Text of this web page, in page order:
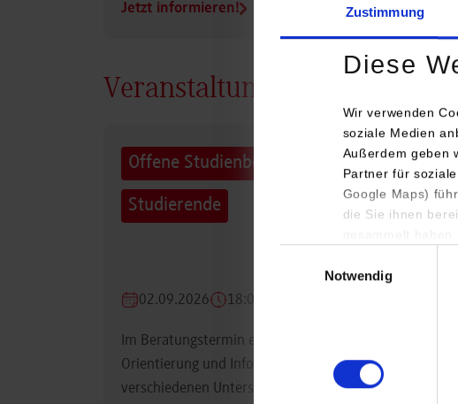
Zustimmung
Diese
Wir verwenden
soziale Medien
Außerdem geben
Partner für
Google Maps)
die Sie ihnen
Notwendig
Jetzt informieren!
Veranstaltungen
Offene Studienberatung für
Studierende
02.09.2026 18:00 Uhr
Im Beratungstermin erhalten Studierende
Orientierung und Informationen zu
verschiedenen Unterstützungsmöglichkeiten